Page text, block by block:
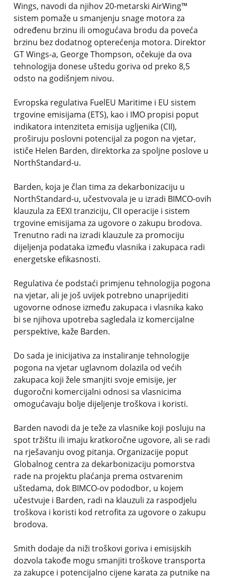
Wings, navodi da njihov 20-metarski AirWing™
sistem pomaže u smanjenju snage motora za
određenu brzinu ili omogućava brodu da poveća
brzinu bez dodatnog opterećenja motora. Direktor
GT Wings-a, George Thompson, očekuje da ova
tehnologija donese uštedu goriva od preko 8,5
odsto na godišnjem nivou.
Evropska regulativa FuelEU Maritime i EU sistem
trgovine emisijama (ETS), kao i IMO propisi poput
indikatora intenziteta emisija ugljenika (CII),
proširuju poslovni potencijal za pogon na vjetar,
ističe Helen Barden, direktorka za spoljne poslove u
NorthStandard-u.
Barden, koja je član tima za dekarbonizaciju u
NorthStandard-u, učestvovala je u izradi BIMCO-ovih
klauzula za EEXI tranziciju, CII operacije i sistem
trgovine emisijama za ugovore o zakupu brodova.
Trenutno radi na izradi klauzule za promociju
dijeljenja podataka između vlasnika i zakupaca radi
energetske efikasnosti.
Regulativa će podstaći primjenu tehnologija pogona
na vjetar, ali je još uvijek potrebno unaprijediti
ugovorne odnose između zakupaca i vlasnika kako
bi se njihova upotreba sagledala iz komercijalne
perspektive, kaže Barden.
Do sada je inicijativa za instaliranje tehnologije
pogona na vjetar uglavnom dolazila od većih
zakupaca koji žele smanjiti svoje emisije, jer
dugoročni komercijalni odnosi sa vlasnicima
omogućavaju bolje dijeljenje troškova i koristi.
Barden navodi da je teže za vlasnike koji posluju na
spot tržištu ili imaju kratkoročne ugovore, ali se radi
na rješavanju ovog pitanja. Organizacije poput
Globalnog centra za dekarbonizaciju pomorstva
rade na projektu plaćanja prema ostvarenim
uštedama, dok BIMCO-ov pododbor, u kojem
učestvuje i Barden, radi na klauzuli za raspodjelu
troškova i koristi kod retrofita za ugovore o zakupu
brodova.
Smith dodaje da niži troškovi goriva i emisijskih
dozvola takođe mogu smanjiti troškove transporta
za zakupce i potencijalno cijene karata za putnike na